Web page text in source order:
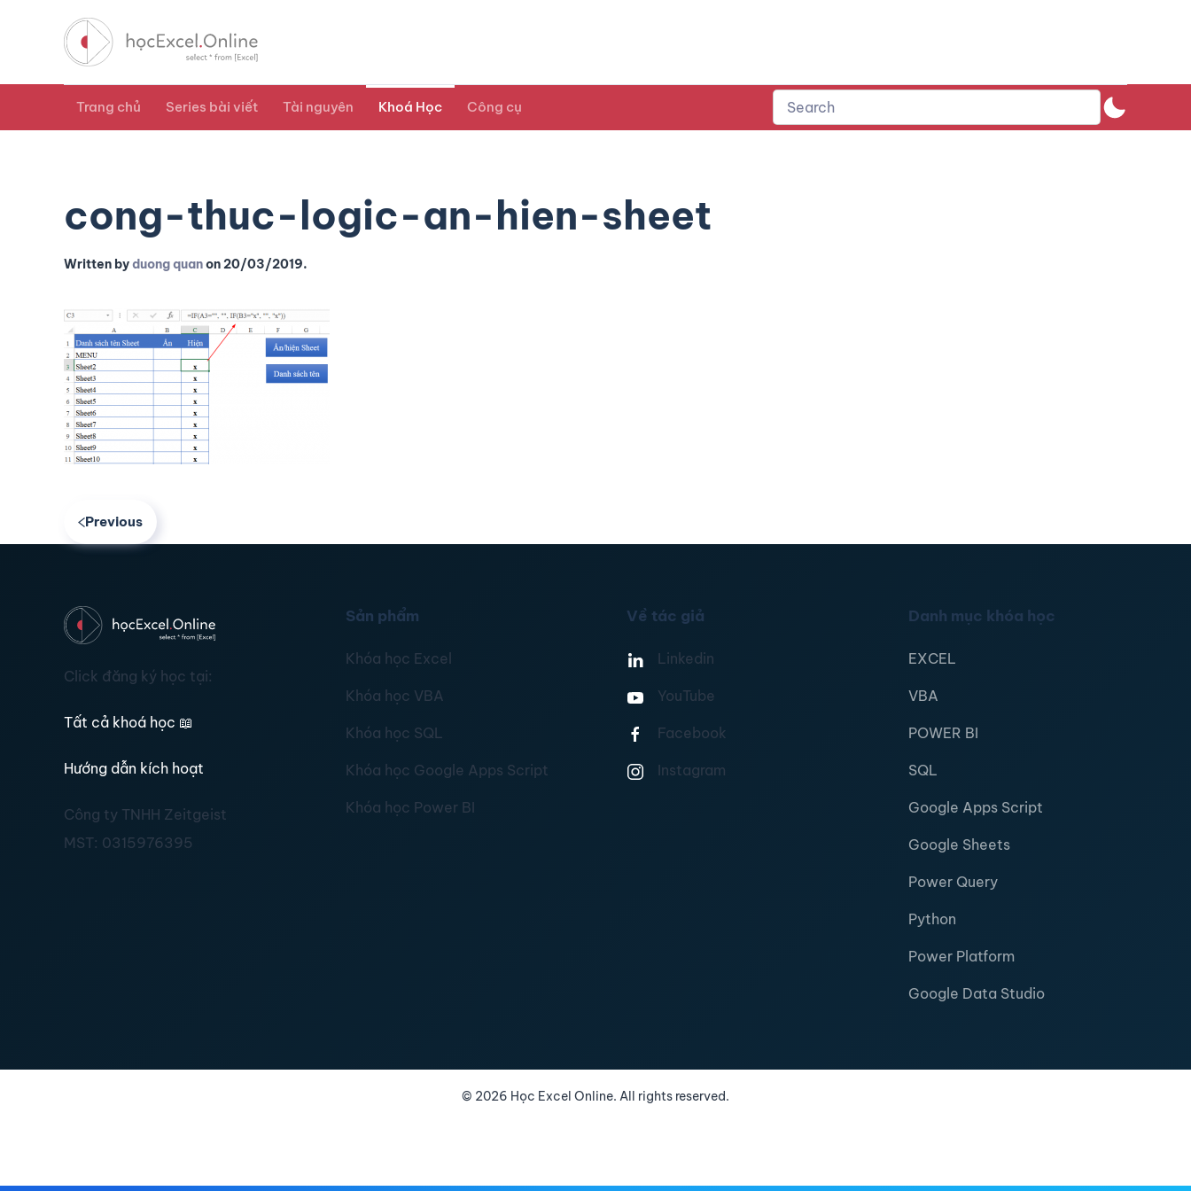
Trang chủ Series bài viết Tài nguyên Khoá Học Công cụ
cong-thuc-logic-an-hien-sheet
Written byduong quanon20/03/2019.
Previous
Click đăng ký học tại:
Tất cả khoá học 📖
Hướng dẫn kích hoạt
Công ty TNHH Zeitgeist
MST: 0315976395
Sản phẩm
Khóa học Excel
Khóa học VBA
Khóa học SQL
Khóa học Google Apps Script
Khóa học Power BI
Về tác giả
Linkedin
YouTube
Facebook
Instagram
Danh mục khóa học
EXCEL
VBA
POWER BI
SQL
Google Apps Script
Google Sheets
Power Query
Python
Power Platform
Google Data Studio
© 2026 Học Excel Online. All rights reserved.